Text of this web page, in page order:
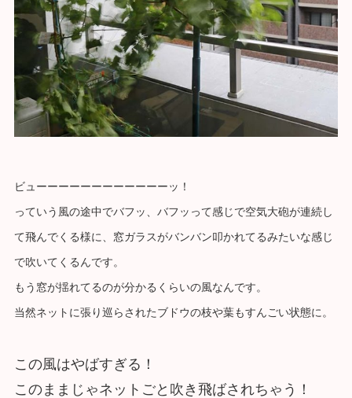
ビューーーーーーーーーーーーッ！
っていう風の途中でバフッ、バフッって感じで空気大砲が連続し
て飛んでくる様に、窓ガラスがバンバン叩かれてるみたいな感じ
で吹いてくるんです。
もう窓が揺れてるのが分かるくらいの風なんです。
当然ネットに張り巡らされたブドウの枝や葉もすんごい状態に。
この風はやばすぎる！
このままじゃネットごと吹き飛ばされちゃう！